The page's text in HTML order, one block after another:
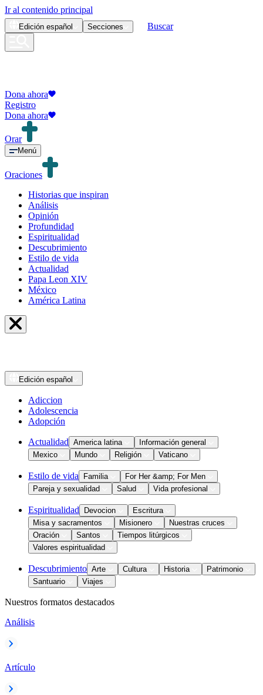
Ir al contenido principal
Edición español Secciones Buscar
Dona ahora
Registro
Dona ahora
Orar
Menú
Oraciones
Historias que inspiran
Análisis
Opinión
Profundidad
Espiritualidad
Descubrimiento
Estilo de vida
Actualidad
Papa Leon XIV
México
América Latina
Edición español
Adiccion
Adolescencia
Adopción
Actualidad America latina
Información general
Mexico
Mundo Religión Vaticano
Estilo de vida Familia
For Her &amp; For Men
Pareja y sexualidad
Salud Vida profesional
Espiritualidad Devocion
Escritura
Misa y sacramentos
Misionero
Nuestras cruces
Oración
Santos
Tiempos litúrgicos
Valores espiritualidad
Descubrimiento Arte Cultura Historia
Patrimonio
Santuario
Viajes
Nuestros formatos destacados
Análisis
Artículo